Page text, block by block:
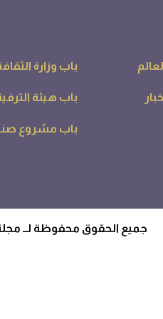
باب وزارة
باب هيئة
باب مشروع
جميع الحقوق محفوظة لــ مجلة صناعة السياحة - 2026. -